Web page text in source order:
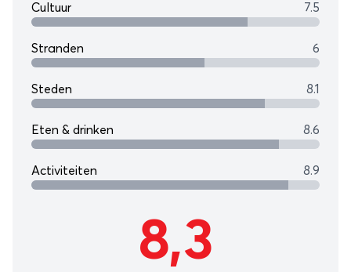
Cultuur 7.5
Stranden 6
Steden 8.1
Eten & drinken 8.6
Activiteiten 8.9
8,3